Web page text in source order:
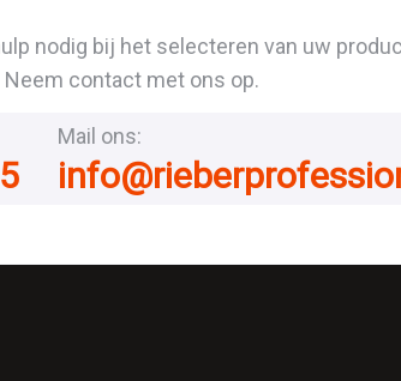
nodig bij het selecteren van uw
Neem contact met ons op.
Mail ons: